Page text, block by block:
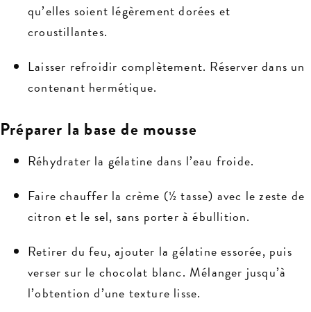
qu’elles soient légèrement dorées et
croustillantes.
Laisser refroidir complètement. Réserver dans un
contenant hermétique.
Préparer la base de mousse
Réhydrater la gélatine dans l’eau froide.
Faire chauffer la crème (½ tasse) avec le zeste de
citron et le sel, sans porter à ébullition.
Retirer du feu, ajouter la gélatine essorée, puis
verser sur le chocolat blanc. Mélanger jusqu’à
l’obtention d’une texture lisse.